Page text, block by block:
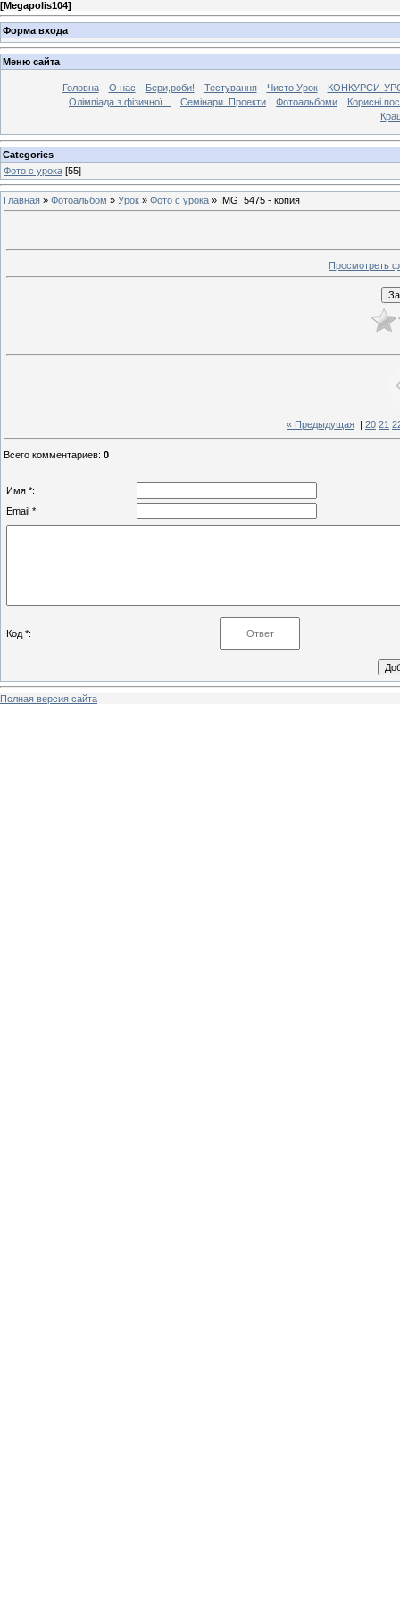
[Megapolis104]
Форма входа
Меню сайта
Головна О нас Бери,роби! Тестування Чисто Урок
КОНКУРСИ-
Олімпіада з фізичної...
Семінари. Проекти Фотоальбоми
Корисні
Categories
Фото с урока [55]
Главная » Фотоальбом » Урок » Фото с урока » IMG_5475 - копия
Просмотреть
« Предыдущая 20 21
Всего комментариев: 0
Имя *:
Email *:
Код *:
Полная версия сайта